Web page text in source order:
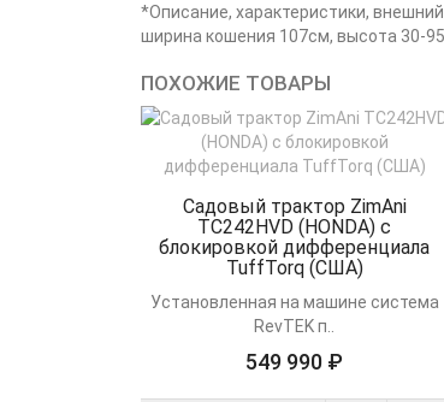
*Описание, характеристики,
ширина кошения 107см, высота 30-
ПОХОЖИЕ ТОВАРЫ
Садовый трактор ZimAni
TC242HVD (HONDA) с
блокировкой дифференциала
TuffTorq (США)
Установленная на машине система
RevTEK п..
549 990 ₽